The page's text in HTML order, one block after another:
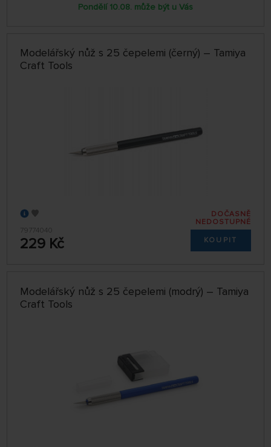
Pondělí 10.08. může být u Vás
Modelářský nůž s 25 čepelemi (černý) – Tamiya
Craft Tools
79774040
229 Kč
DOČASNĚ
NEDOSTUPNÉ
KOUPIT
Modelářský nůž s 25 čepelemi (modrý) – Tamiya
Craft Tools